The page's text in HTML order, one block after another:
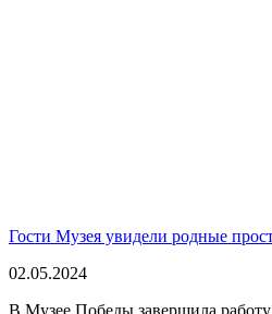
Гости Музея увидели родные
02.05.2024
В Музее Победы завершила